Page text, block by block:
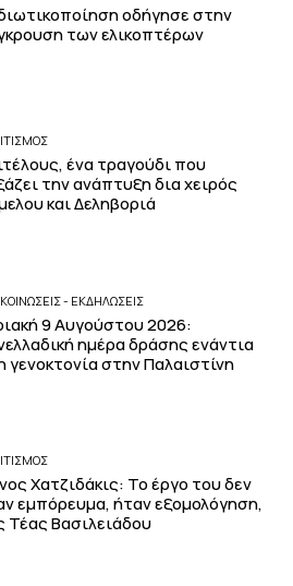
οδήγησε στην
των ελικοπτέρων
ένα τραγούδι που
την ανάπτυξη δια χειρός
και Δεληβοριά
- ΕΚΔΗΛΩΣΕΙΣ
9 Αυγούστου 2026:
ημέρα δράσης ενάντια
γενοκτονία στην Παλαιστίνη
Χατζιδάκις: Το έργο του δεν
εμπόρευμα, ήταν εξομολόγηση,
Τέας Βασιλειάδου